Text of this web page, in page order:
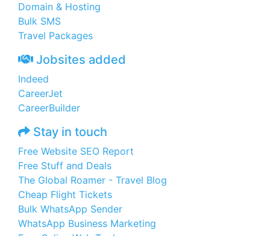
Domain & Hosting
Bulk SMS
Travel Packages
Jobsites added
Indeed
CareerJet
CareerBuilder
Stay in touch
Free Website SEO Report
Free Stuff and Deals
The Global Roamer - Travel Blog
Cheap Flight Tickets
Bulk WhatsApp Sender
WhatsApp Business Marketing